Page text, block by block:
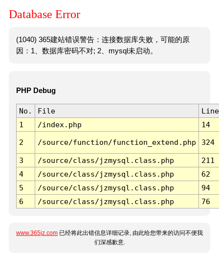
Database Error
(1040) 365建站错误警告：连接数据库失败，可能的原
因：1、数据库密码不对; 2、mysql未启动。
PHP Debug
No. File
Line
1
/index.php 14
2 /source/function/function_extend.php 324
3 /source/class/jzmysql.class.php
211
4
/source/class/jzmysql.class.php
62
5
/source/class/jzmysql.class.php
94
6
/source/class/jzmysql.class.php 76
www.365jz.com 已经将此出错信息详细记录, 由此给您带来的访问不便我
们深感歉意.